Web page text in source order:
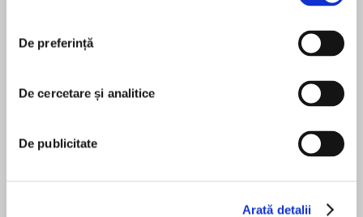
De preferință
De cercetare și analitice
De publicitate
Arată detalii
push France, Turkey, Japan, and Saudi Arabia
Most countries and companies are not
prepared for the world Peter Zeihan says we’re
already living in. For decades, America’s allies
have depended on its might for their economic
surprise everyone. In Disunited Nations,
MAI MULT
pentru această carte